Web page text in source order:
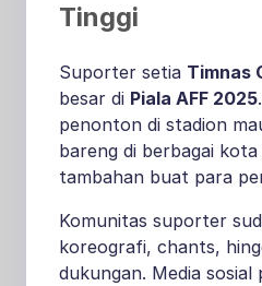
Tinggi
Suporter setia Timnas
besar di Piala AFF 2025
penonton di stadion
bareng di berbagai kota
tambahan buat para
Komunitas suporter
koreografi, chants,
dukungan. Media sosial